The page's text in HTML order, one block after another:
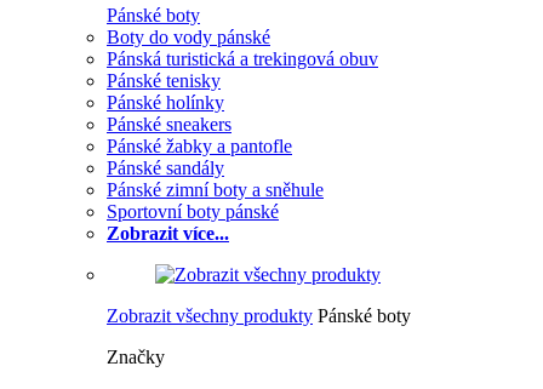
Pánské boty
Boty do vody pánské
Pánská turistická a trekingová obuv
Pánské tenisky
Pánské holínky
Pánské sneakers
Pánské žabky a pantofle
Pánské sandály
Pánské zimní boty a sněhule
Sportovní boty pánské
Zobrazit více...
Zobrazit všechny produkty Pánské boty
Značky